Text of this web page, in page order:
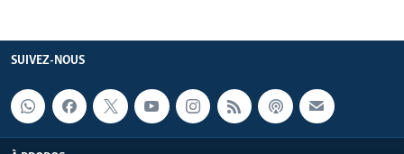
SUIVEZ-NOUS